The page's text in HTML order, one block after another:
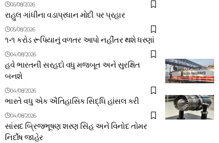
06/08/2026
રાહુલ ગાંધીના વડાપ્રધાન મોદી પર પ્રહાર
05/08/2026
૧-૧ કરોડ રૂપિયાનું વળતર આપો નહીંતર થશે ધરણાં
04/08/2026
હવે ભારતની સરહદો વધુ મજબૂત અને સુરક્ષિત
બનશે
04/08/2026
ભારતે વધુ એક ઐતિહાસિક સિદ્ધિ હાંસલ કરી
04/08/2026
સાંસદ બ્રિજભૂષણ શરણ સિંહ અને વિનોદ તોમર
નિર્દોષ જાહેર